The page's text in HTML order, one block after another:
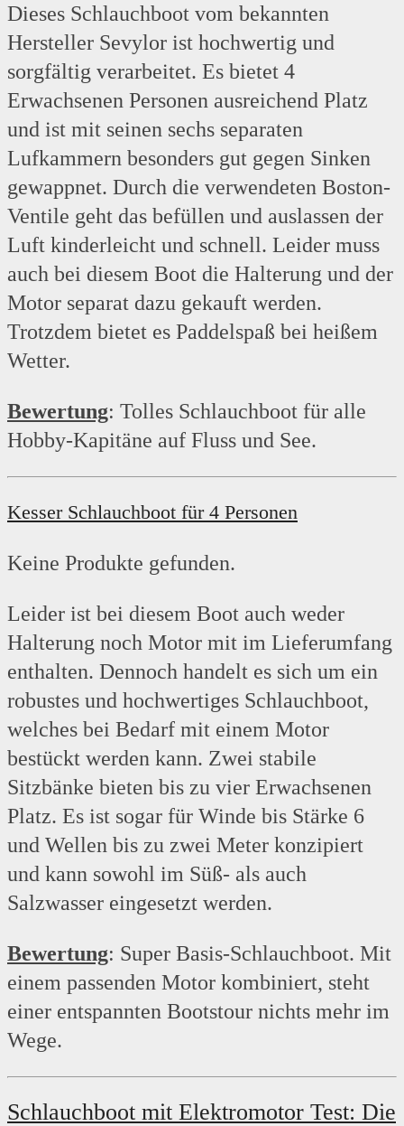
Dieses Schlauchboot vom bekannten
Hersteller Sevylor ist hochwertig und
sorgfältig verarbeitet. Es bietet 4
Erwachsenen Personen ausreichend Platz
und ist mit seinen sechs separaten
Lufkammern besonders gut gegen Sinken
gewappnet. Durch die verwendeten Boston-
Ventile geht das befüllen und auslassen der
Luft kinderleicht und schnell. Leider muss
auch bei diesem Boot die Halterung und der
Motor separat dazu gekauft werden.
Trotzdem bietet es Paddelspaß bei heißem
Wetter.
Bewertung: Tolles Schlauchboot für alle
Hobby-Kapitäne auf Fluss und See.
Kesser Schlauchboot für 4 Personen
Keine Produkte gefunden.
Leider ist bei diesem Boot auch weder
Halterung noch Motor mit im Lieferumfang
enthalten. Dennoch handelt es sich um ein
robustes und hochwertiges Schlauchboot,
welches bei Bedarf mit einem Motor
bestückt werden kann. Zwei stabile
Sitzbänke bieten bis zu vier Erwachsenen
Platz. Es ist sogar für Winde bis Stärke 6
und Wellen bis zu zwei Meter konzipiert
und kann sowohl im Süß- als auch
Salzwasser eingesetzt werden.
Bewertung: Super Basis-Schlauchboot. Mit
einem passenden Motor kombiniert, steht
einer entspannten Bootstour nichts mehr im
Wege.
Schlauchboot mit Elektromotor Test: Die